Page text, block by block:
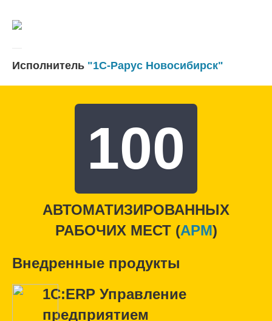
Исполнитель "1С-Рарус Новосибирск"
100
АВТОМАТИЗИРОВАННЫХ
РАБОЧИХ МЕСТ (APM)
Внедренные продукты
1С:ERP Управление
предприятием